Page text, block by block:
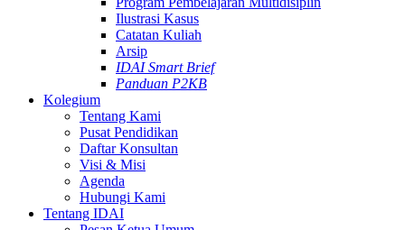
Ilustrasi Kasus
Catatan Kuliah
Arsip
IDAI Smart Brief
Panduan P2KB
Kolegium
Tentang Kami
Pusat Pendidikan
Daftar Konsultan
Visi & Misi
Agenda
Hubungi Kami
Tentang IDAI